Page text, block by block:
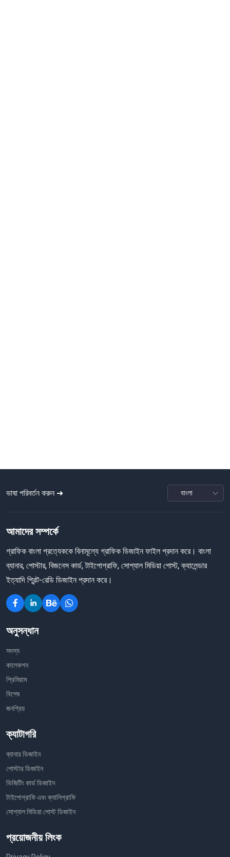
ভাষা পরিবর্তন করুন ➜
আমাদের সম্পর্কে
গ্রাফিক বাংলা প্রত্যেককে বিনামূল্যে গ্রাফিক ডিজাইন ফাইল প্রদান করে। বাংলা
ব্যানার, পোস্টার, বিজনেস কার্ড, টাইপোগ্রাফি, সোশ্যাল মিডিয়া পোস্ট, ক্যালেন্ডার
ইত্যাদি প্রিন্ট-রেডি ডিজাইন প্রদান করে।
অনুসন্ধান
সদস্য
কালেকশন
প্রিমিয়াম
বিশেষ
জনপ্রিয়
ক্যাটাগরি
ব্যানার ডিজাইন
পোস্টার ডিজাইন
ভিজিটিং কার্ড ডিজাইন
টাইপোগ্রাফি এবং ক্যালিগ্রাফি
সোশ্যাল মিডিয়া পোস্ট ডিজাইন
প্রয়োজনীয় লিংক